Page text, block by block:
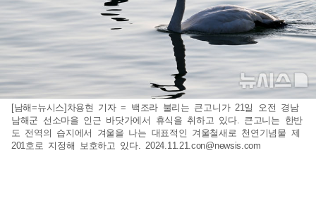
[남해=뉴시스]차용현 기자 = 백조라 불리는 큰고니가 21일 오전 경남
남해군 선소마을 인근 바닷가에서 휴식을 취하고 있다. 큰고니는 한반
도 전역의 습지에서 겨울을 나는 대표적인 겨울철새로 천연기념물 제
201호로 지정해 보호하고 있다.2024.11.21.con@newsis.com